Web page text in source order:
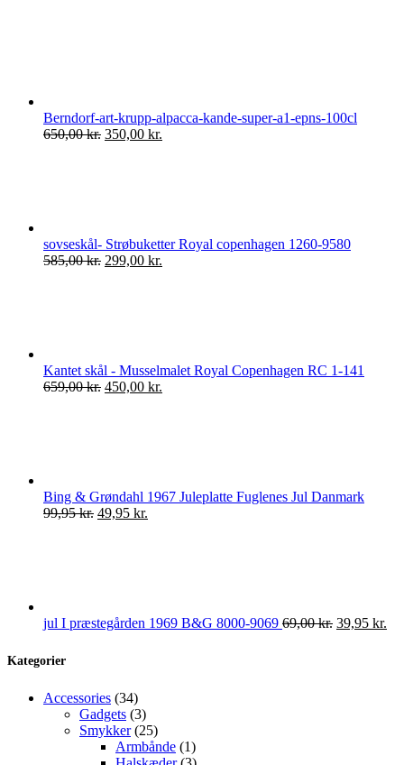
Berndorf-art-krupp-alpacca-kande-super-a1-epns-100cl
650,00kr. Den
350,00 kr.
sovseskål- Strøbuketter Royal copenhagen 1260-9580
585,00kr. Den
299,00 kr.
Kantet skål - Musselmalet Royal Copenhagen RC 1-141
659,00kr. Den
450,00 kr.
Bing & Grøndahl 1967 Juleplatte Fuglenes Jul Danmark
99,95kr. Den
49,95 kr.
jul I præstegården 1969 B&G 8000-9069 69,00kr. Den
39,95 kr.
Kategorier
Accessories 3434
varer
Gadgets 33
varer
Smykker 2525
varer
Armbånde 11
vare
3